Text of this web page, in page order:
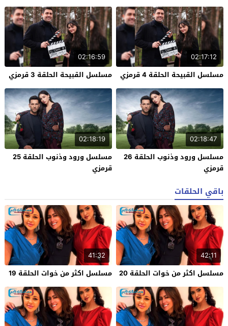
02:17:12
مسلسل القبيحة الحلقة 4 قرمزي
02:16:59
مسلسل القبيحة الحلقة 3 قرمزي
02:18:47
مسلسل ورود وذنوب الحلقة 26
قرمزي
02:18:19
مسلسل ورود وذنوب الحلقة 25
قرمزي
باقي الحلقات
42:11
مسلسل اكثر من خوات الحلقة 20
41:32
مسلسل اكثر من خوات الحلقة 19